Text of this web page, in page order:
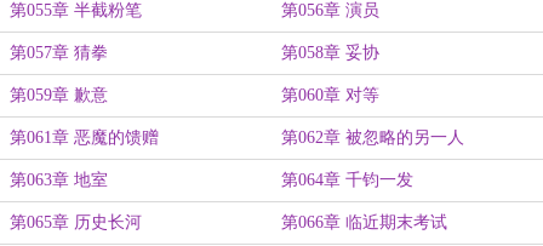
第055章 半截粉笔 第056章 演员
第057章 猜拳 第058章 妥协
第059章 歉意 第060章 对等
第061章 恶魔的馈赠 第062章 被忽略的另一人
第063章 地室 第064章 千钧一发
第065章 历史长河 第066章 临近期末考试